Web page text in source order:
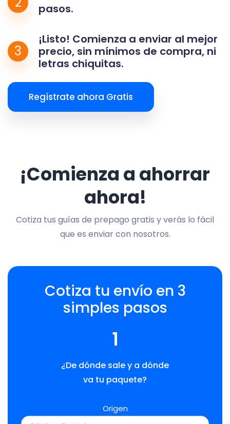
pasos.
3
¡Listo! Comienza a enviar al mejor
precio, sin mínimos de compra, ni
letras chiquitas.
Regístrate ahora Gratis
¡Comienza a ahorrar
ahora!
Cotiza tus guías de prepago gratis y verás lo fácil
que es enviar con nosotros.
Cotiza tu envío en 3
simples pasos
1
¿De dónde sale y a dónde
va tu paquete?
Origen